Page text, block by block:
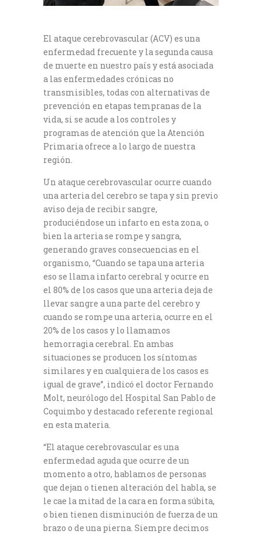
El ataque cerebrovascular (ACV) es una
enfermedad frecuente y la segunda causa
de muerte en nuestro país y está asociada
a las enfermedades crónicas no
transmisibles, todas con alternativas de
prevención en etapas tempranas de la
vida, si se acude a los controles y
programas de atención que la Atención
Primaria ofrece a lo largo de nuestra
región.
Un ataque cerebrovascular ocurre cuando
una arteria del cerebro se tapa y sin previo
aviso deja de recibir sangre,
produciéndose un infarto en esta zona, o
bien la arteria se rompe y sangra,
generando graves consecuencias en el
organismo, “Cuando se tapa una arteria
eso se llama infarto cerebral y ocurre en
el 80% de los casos que una arteria deja de
llevar sangre a una parte del cerebro y
cuando se rompe una arteria, ocurre en el
20% de los casos y lo llamamos
hemorragia cerebral. En ambas
situaciones se producen los síntomas
similares y en cualquiera de los casos es
igual de grave”, indicó el doctor Fernando
Molt, neurólogo del Hospital San Pablo de
Coquimbo y destacado referente regional
en esta materia.
“El ataque cerebrovascular es una
enfermedad aguda que ocurre de un
momento a otro, hablamos de personas
que dejan o tienen alteración del habla, se
le cae la mitad de la cara en forma súbita,
o bien tienen disminución de fuerza de un
brazo o de una pierna. Siempre decimos